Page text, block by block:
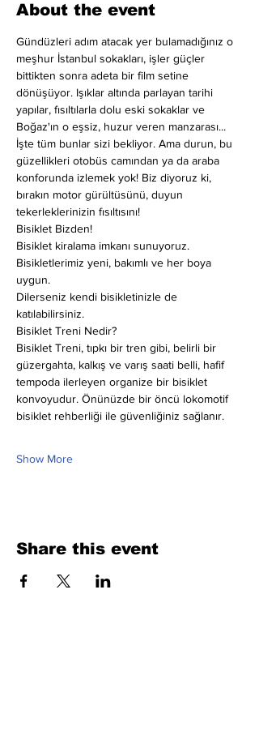
About the event
Gündüzleri adım atacak yer bulamadığınız o
meşhur İstanbul sokakları, işler güçler
bittikten sonra adeta bir film setine
dönüşüyor. Işıklar altında parlayan tarihi
yapılar, fısıltılarla dolu eski sokaklar ve
Boğaz'ın o eşsiz, huzur veren manzarası...
İşte tüm bunlar sizi bekliyor. Ama durun, bu
güzellikleri otobüs camından ya da araba
konforunda izlemek yok! Biz diyoruz ki,
bırakın motor gürültüsünü, duyun
tekerleklerinizin fısıltısını!
Bisiklet Bizden!
Bisiklet kiralama imkanı sunuyoruz.
Bisikletlerimiz yeni, bakımlı ve her boya
uygun.
Dilerseniz kendi bisikletinizle de
katılabilirsiniz.
Bisiklet Treni Nedir?
Bisiklet Treni, tıpkı bir tren gibi, belirli bir
güzergahta, kalkış ve varış saati belli, hafif
tempoda ilerleyen organize bir bisiklet
konvoyudur. Önünüzde bir öncü lokomotif
bisiklet rehberliği ile güvenliğiniz sağlanır.
Show More
Share this event